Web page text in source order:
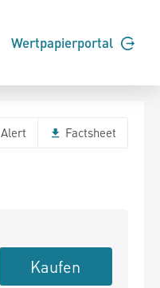
Wertpapierportal
Alert Factsheet
Kaufen